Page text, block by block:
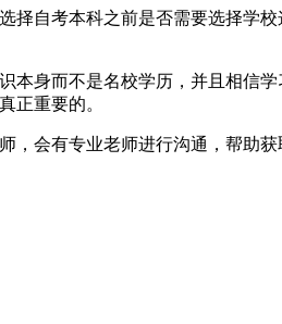
自考本科之前是否需要选择学
身而不是名校学历，并且相信学
正重要的。
会有专业老师进行沟通，帮助获